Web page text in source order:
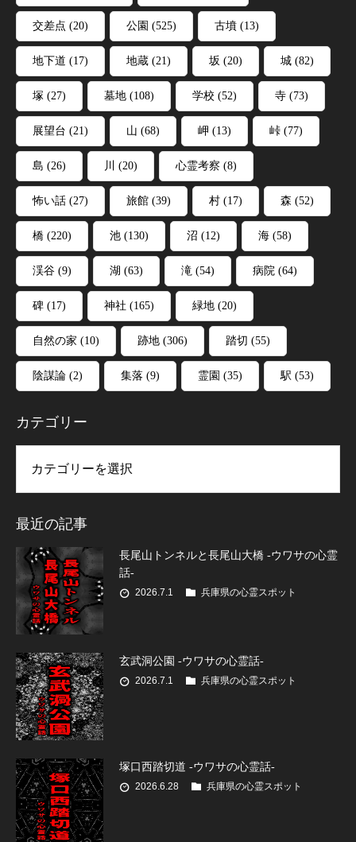
交差点 (20) 公園 (525) 古墳 (13)
地下道 (17) 地蔵 (21) 坂 (20) 城 (82)
塚 (27) 墓地 (108) 学校 (52) 寺 (73)
展望台 (21) 山 (68) 岬 (13) 峠 (77)
島 (26) 川 (20) 心霊考察 (8)
怖い話 (27) 旅館 (39) 村 (17) 森 (52)
橋 (220) 池 (130) 沼 (12) 海 (58)
渓谷 (9) 湖 (63) 滝 (54) 病院 (64)
碑 (17) 神社 (165) 緑地 (20)
自然の家 (10) 跡地 (306) 踏切 (55)
陰謀論 (2) 集落 (9) 霊園 (35) 駅 (53)
カテゴリー
最近の記事
長尾山トンネルと長尾山大橋 -ウワサの心霊
話-
2026.7.1 兵庫県の心霊スポット
玄武洞公園 -ウワサの心霊話-
2026.7.1 兵庫県の心霊スポット
塚口西踏切道 -ウワサの心霊話-
2026.6.28 兵庫県の心霊スポット